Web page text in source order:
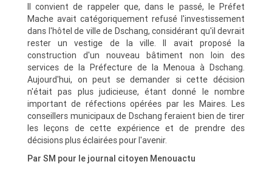
Il convient de rappeler que, dans le passé, le Préfet
Mache avait catégoriquement refusé l'investissement
dans l'hôtel de ville de Dschang, considérant qu'il devrait
rester un vestige de la ville. Il avait proposé la
construction d'un nouveau bâtiment non loin des
services de la Préfecture de la Menoua à Dschang.
Aujourd'hui, on peut se demander si cette décision
n'était pas plus judicieuse, étant donné le nombre
important de réfections opérées par les Maires. Les
conseillers municipaux de Dschang feraient bien de tirer
les leçons de cette expérience et de prendre des
décisions plus éclairées pour l'avenir.
Par SM pour le journal citoyen Menouactu